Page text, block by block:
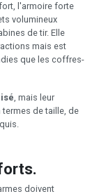
l'armoire forte
volumineux
de tir. Elle
mais est
que les coffres-
, mais leur
de taille, de
doivent